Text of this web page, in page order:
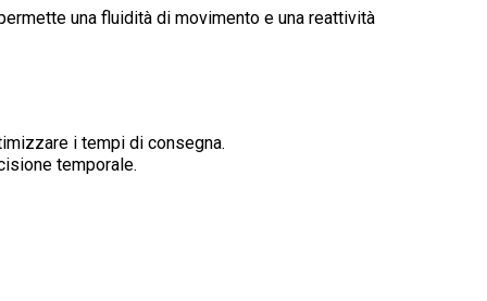
una fluidità di movimento e una reattività
i tempi di consegna.
temporale.